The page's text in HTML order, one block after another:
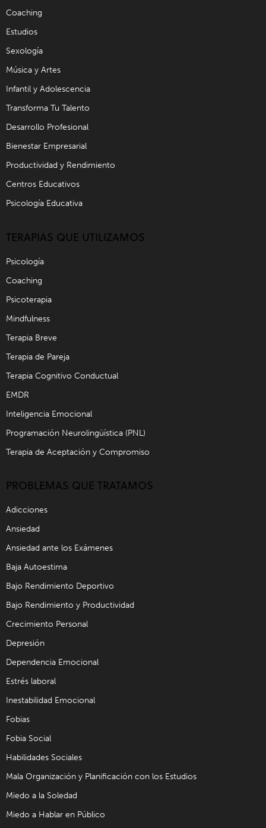
Coaching
Estudios
Sexología
Música y Artes
Infantil y Adolescencia
Transforma Tu Talento
Desarrollo Profesional
Bienestar Empresarial
Productividad y Rendimiento
Centros Educativos
Psicología Educativa
TERAPIAS QUE UTILIZAMOS
Psicología
Coaching
Psicoterapia
Mindfulness
Terapia Breve
Terapia de Pareja
Terapia Cognitivo Conductual
EMDR
Inteligencia Emocional
Programación Neurolingüística (PNL)
Terapia de Aceptación y Compromiso
PROBLEMAS QUE TRATAMOS
Adicciones
Ansiedad
Ansiedad ante los Exámenes
Baja Autoestima
Bajo Rendimiento Deportivo
Bajo Rendimiento y Productividad
Crecimiento Personal
Depresión
Dependencia Emocional
Estrés laboral
Inestabilidad Emocional
Fobias
Fobia Social
Habilidades Sociales
Mala Organización y Planificación con los Estudios
Miedo a la Soledad
Miedo a Hablar en Público